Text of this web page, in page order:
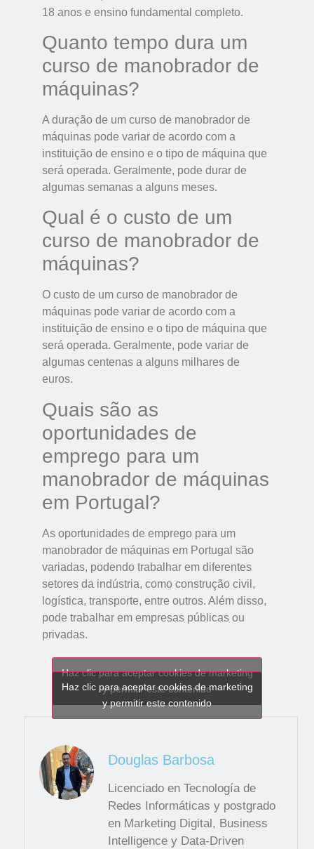
18 anos e ensino fundamental completo.
Quanto tempo dura um
curso de manobrador de
máquinas?
A duração de um curso de manobrador de
máquinas pode variar de acordo com a
instituição de ensino e o tipo de máquina que
será operada. Geralmente, pode durar de
algumas semanas a alguns meses.
Qual é o custo de um
curso de manobrador de
máquinas?
O custo de um curso de manobrador de
máquinas pode variar de acordo com a
instituição de ensino e o tipo de máquina que
será operada. Geralmente, pode variar de
algumas centenas a alguns milhares de
euros.
Quais são as
oportunidades de
emprego para um
manobrador de máquinas
em Portugal?
As oportunidades de emprego para um
manobrador de máquinas em Portugal são
variadas, podendo trabalhar em diferentes
setores da indústria, como construção civil,
logística, transporte, entre outros. Além disso,
pode trabalhar em empresas públicas ou
privadas.
Haz clic para aceptar cookies de marketing
y permitir este contenido
Haz clic para aceptar cookies de marketing
y permitir este contenido
Douglas Barbosa
Licenciado en Tecnología de
Redes Informáticas y postgrado
en Marketing Digital, Business
Intelligence y Data-Driven